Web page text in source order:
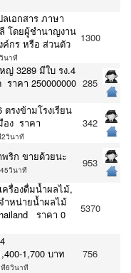
เอกสาร ภาษา
โดยผู้ชำนาญงาน
ค์กร หรือ ส่วนตัว
นาที
1300
ญ่ 3289 มีใบ รง.4
าคา 250000000 285
รงข้ามโรงเรียน
อง ราคา
วินาที
342
ริก ขายด้วยนะ
วินาที
953
รื่องดื่มน้ำผลไม้,
ำหน่ายน้ำผลไม้
ราคา 0
5370
1,700 บาท
6วินาที
756